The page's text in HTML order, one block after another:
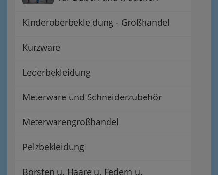
Kinderoberbekleidung - Großhandel
Kurzware
Lederbekleidung
Meterware und Schneiderzubehör
Meterwarengroßhandel
Pelzbekleidung
Borsten u. Haare u. Federn u.